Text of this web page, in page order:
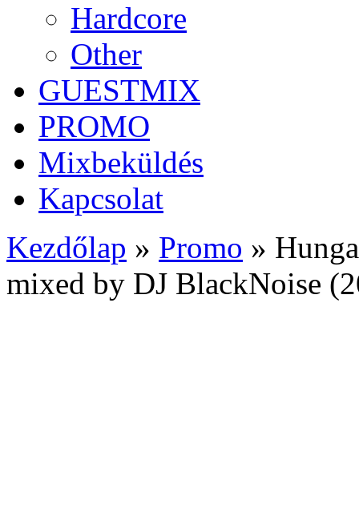
Hardcore
Other
GUESTMIX
PROMO
Mixbeküldés
Kapcsolat
Kezdőlap » Promo »
mixed by DJ BlackNoise